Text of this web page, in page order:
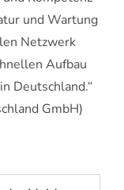
und Wartung
Netzwerk
Aufbau
Deutschland.“
GmbH)